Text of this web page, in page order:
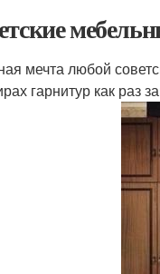
мечта любой
гарнитур как раз